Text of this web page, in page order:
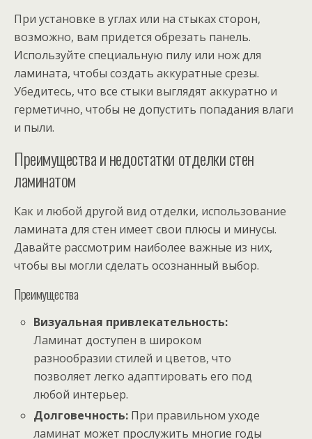
При установке в углах или на стыках сторон,
возможно, вам придется обрезать панель.
Используйте специальную пилу или нож для
ламината, чтобы создать аккуратные срезы.
Убедитесь, что все стыки выглядят аккуратно и
герметично, чтобы не допустить попадания влаги
и пыли.
Преимущества и недостатки отделки стен
ламинатом
Как и любой другой вид отделки, использование
ламината для стен имеет свои плюсы и минусы.
Давайте рассмотрим наиболее важные из них,
чтобы вы могли сделать осознанный выбор.
Преимущества
Визуальная привлекательность:
Ламинат доступен в широком
разнообразии стилей и цветов, что
позволяет легко адаптировать его под
любой интерьер.
Долговечность: При правильном уходе
ламинат может прослужить многие годы